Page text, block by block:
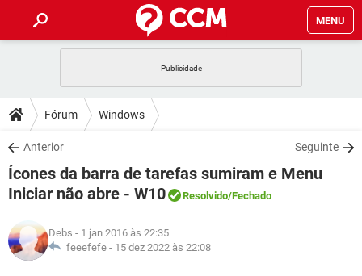
MENU
CELULAR
OUTLOOK
INSTAGRAM GMAIL
GUIA DE COMPRAS
DICAS
JOGOS
OUTLOOK
GUIA DE COMPRAS
DOWNLOADS
JOGOS WHATSAPP
CELULAR FACEBOOK
OUTLOOK
INSTAGRAM
FÓRUM
CELULAR FACEBOOK
GLOSSÁRIO
JOGOS
Fórum Windows
Anterior Seguinte
Ícones da barra de tarefas sumiram e Menu
Iniciar não abre - W10
Resolvido/Fechado
Debs - 1 jan 2016 às 22:35
feeefefe - 15 dez 2022 às 22:08